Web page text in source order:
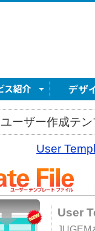
ユーザー作成テ
User
User